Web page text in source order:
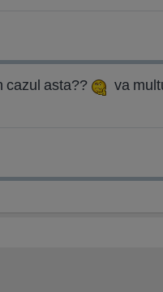
cazul asta??
va